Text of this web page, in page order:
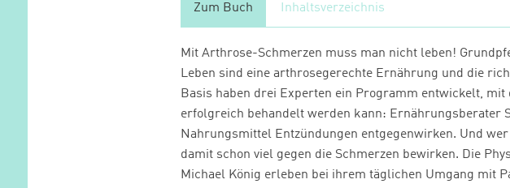
Zum Buch Inhaltsverzeichnis
Mit Arthrose-Schmerzen muss man nicht leben!
Leben sind eine arthrosegerechte Ernährung und die
Basis haben drei Experten ein Programm entwickelt, mit
erfolgreich behandelt werden kann: Ernährungsberater
Nahrungsmittel Entzündungen entgegenwirken. Und
damit schon viel gegen die Schmerzen bewirken. Die
Michael König erleben bei ihrem täglichen Umgang mit